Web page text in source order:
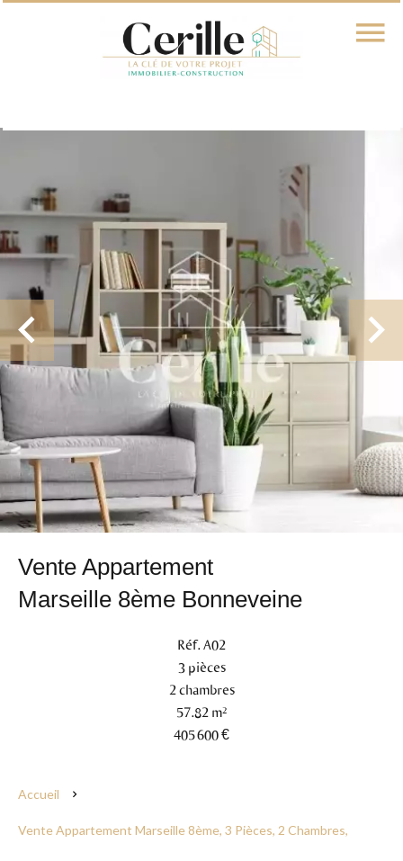
Vente Appartement
Marseille 8ème Bonneveine
Réf. A02
3 pièces
2 chambres
57.82 m²
405 600 €
Accueil
Vente Appartement Marseille 8ème, 3 Pièces, 2 Chambres,